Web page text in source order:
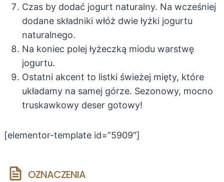
Czas by dodać jogurt naturalny. Na wcześniej
dodane składniki włóż dwie łyżki jogurtu
naturalnego.
Na koniec polej łyżeczką miodu warstwę
jogurtu.
Ostatni akcent to listki świeżej mięty, które
układamy na samej górze. Sezonowy, mocno
truskawkowy deser gotowy!
[elementor-template id=”5909″]
OZNACZENIA